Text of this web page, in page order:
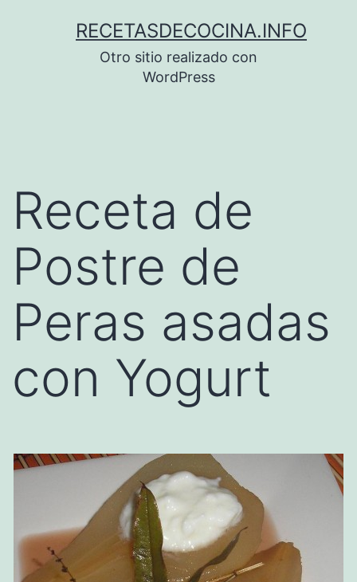
RECETASDECOCINA.INFO
Otro sitio realizado con
WordPress
Receta de
Postre de
Peras asadas
con Yogurt